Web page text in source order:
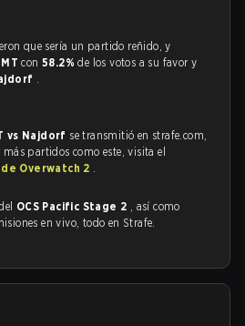
que sería un partido reñido, y
con58.2%de los votos a su favor y
.
vs Najdorf se transmitió en strafe.com,
partidos como este, visita el
Overwatch 2 .
OCS Pacific Stage 2 , así como
en vivo, todo en Strafe.